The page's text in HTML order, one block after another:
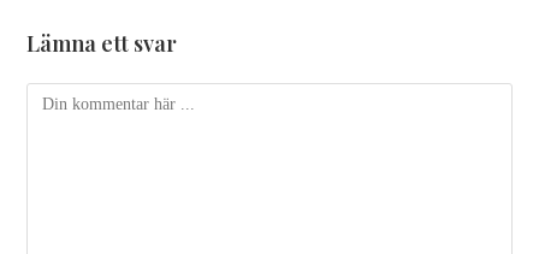
Lämna ett svar
Kommentar